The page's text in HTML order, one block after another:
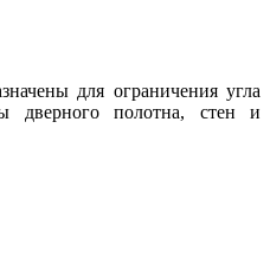
для ограничения угла
дверного полотна, стен и